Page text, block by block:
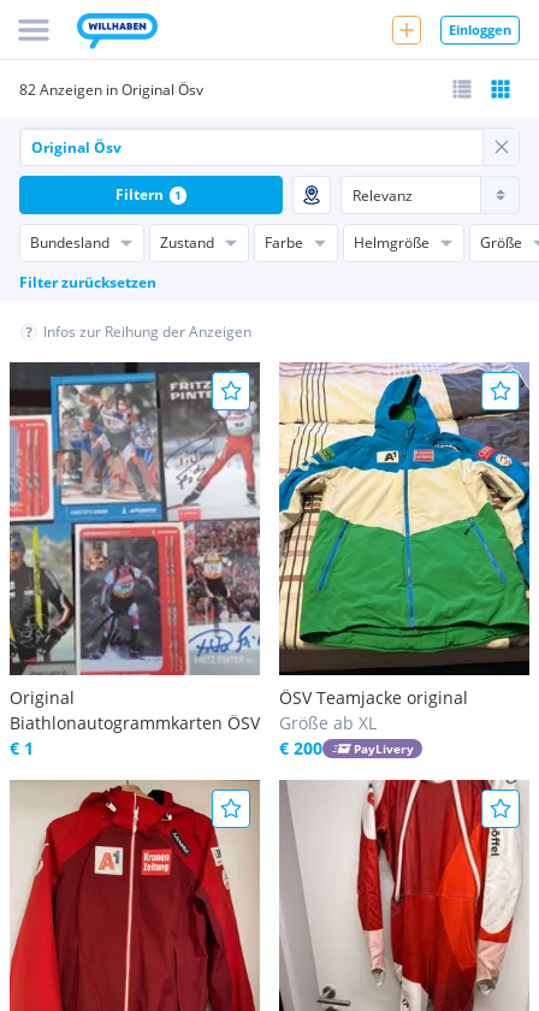
Einloggen
82 Anzeigen in Original Ösv
Bundesland Zustand Farbe Helmgröße
Größe
Filter zurücksetzen
Filtern 1
Infos zur Reihung der Anzeigen
Original
Biathlonautogrammkarten ÖSV
€ 1
ÖSV Teamjacke original
Größe ab XL
€ 200
PayLivery